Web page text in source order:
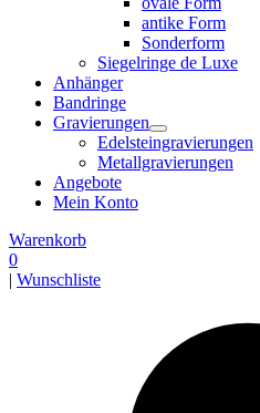
antike Form
Sonderform
Siegelringe de Luxe
Anhänger
Bandringe
Gravierungen
Edelsteingravierungen
Metallgravierungen
Angebote
Mein Konto
Warenkorb
0
| Wunschliste